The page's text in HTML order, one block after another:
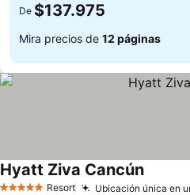
De $137.975
Mira precios de 12 páginas
5 Estrellas Resort Ubicación única en
Hyatt Ziva CancúnVer